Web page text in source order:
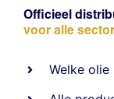
Officieel
voor alle
Welke